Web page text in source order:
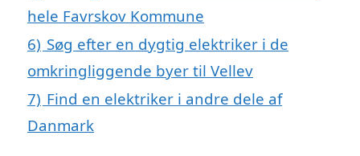
hele Favrskov Kommune
6) Søg efter en dygtig elektriker i de
omkringliggende byer til Vellev
7) Find en elektriker i andre dele af
Danmark